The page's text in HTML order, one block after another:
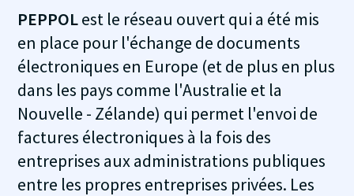
PEPPOLest le réseau ouvert qui a été mis
en place pour l'échange de documents
électroniques en Europe (et de plus en plus
dans les pays comme l'Australie et la
Nouvelle - Zélande) qui permet l'envoi de
factures électroniques à la fois des
entreprises aux administrations publiques
entre les propres entreprises privées. Les